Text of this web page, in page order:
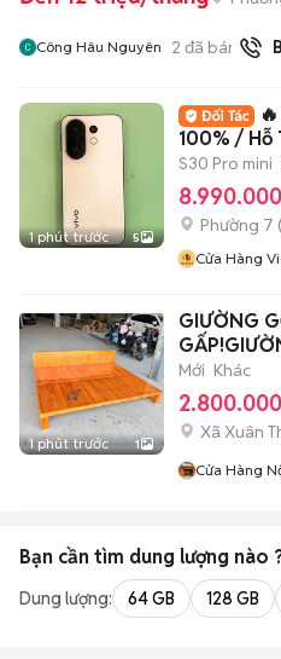
Công Hâu Nguyên 2 đã bán
1 phút trước 5
100% /
S30 Pro mini
Phường 7
Cửa Hàng
1 phút trước 1
GIƯỜNG
Mới Khác
Xã Xuân
Cửa Hàng
Bạn cần tìm dung lượng nào
Dung lượng: 64 GB 128 GB